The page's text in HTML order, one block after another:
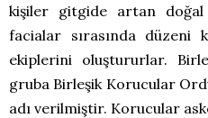
kişiler gitgide artan doğal
facialar sırasında düzeni
ekiplerini oluştururlar.
gruba Birleşik Korucular
adı verilmiştir. Korucular